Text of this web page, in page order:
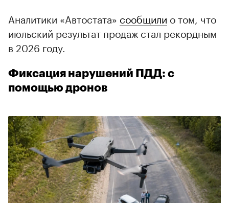
Аналитики «Автостата» сообщили о том, что
июльский результат продаж стал рекордным
в 2026 году.
Фиксация нарушений ПДД: с
помощью дронов